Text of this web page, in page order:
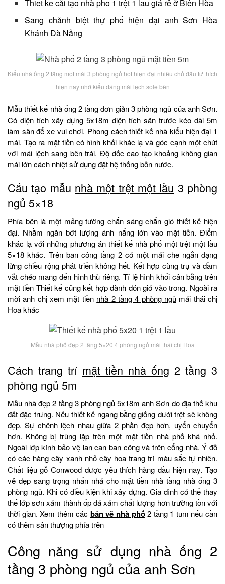
Thiết kế cải tạo nhà phố 1 trệt 1 lầu giá rẻ ở Biên Hòa
Sang chảnh biệt thự phố hiện đại anh Sơn Hòa
Khánh Đà Nẵng
Kiểu nhà ống 2 tầng một mái 3 phòng ngủ hot hiện đại nhiều chủ đầu tư thích
hiện nay nhờ kiểu dáng mái lệch sole bên
Mẫu thiết kế nhà ống 2 tầng đơn giản 3 phòng ngủ của anh Sơn.
Có diện tích xây dựng 5x18m diện tích sân trước kéo dài 5m
làm sân để xe vui chơi. Phong cách thiết kế nhà kiểu hiện đại 1
mái. Tạo ra mặt tiền có hình khối khác lạ và góc cạnh một chút
với mái lệch sang bên trái. Độ dốc cao tạo khoảng không gian
mái lớn cách nhiệt sử dụng đặt hệ thống bồn nước.
Cấu tạo mẫu nhà một trệt một lầu 3 phòng
ngủ 5×18
Phía bên là một mảng tường chắn sáng chắn gió thiết kế hiện
đại. Nhằm ngăn bớt lượng ánh nắng lớn vào mặt tiền. Điểm
khác lạ với những phương án thiết kế nhà phố một trệt một lầu
5×18 khác. Trên ban công tầng 2 có một mái che ngắn dạng
lửng chiều rộng phát triển không hết. Kết hợp cùng trụ và dầm
vắt chéo mang đến hình thù riêng. Tỉ lệ hình khối cân bằng trên
mặt tiền Thiết kế cũng kết hợp dành đón gió vào trong. Ngoài ra
mời anh chị xem mặt tiền nhà 2 tầng 4 phòng ngủmái thái chị
Hoa khác
Mẫu nhà phố đẹp 2 tầng 5×20 4 phòng ngủ mái thái chị Hoa
Cách trang trí mặt tiền nhà ống 2 tầng 3
phòng ngủ 5m
Mẫu nhà đẹp 2 tầng 3 phòng ngủ 5x18m anh Sơn do địa thế khu
đất đặc trưng. Nếu thiết kế ngang bằng giống dưới trệt sẽ không
đẹp. Sự chênh lệch nhau giữa 2 phần đẹp hơn, uyển chuyển
hơn. Không bị trùng lặp trên một mặt tiền nhà phố khá nhỏ.
Ngoài lớp kính bảo vệ lan can ban công và trên cổng nhà. Ý đồ
có các hàng cây xanh nhỏ cây hoa trang trí màu sắc tự nhiên.
Chất liệu gỗ Conwood được yêu thích hàng đầu hiện nay. Tạo
vẻ đẹp sang trọng nhấn nhá cho mặt tiền nhà tầng nhà ống 3
phòng ngủ. Khi có điều kiện khi xây dựng. Gia đình có thể thay
thế lớp sơn xám thành ốp đá xám chất lượng hơn trường tồn với
thời gian. Xem thêm các bản vẽ nhà phố2 tầng 1 tum nếu cần
có thêm sân thượng phía trên
Công năng sử dụng nhà ống 2
tầng 3 phòng ngủ của anh Sơn